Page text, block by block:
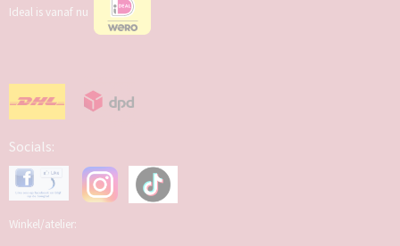
Ideal is vanaf nu
Socials:
Winkel/atelier: